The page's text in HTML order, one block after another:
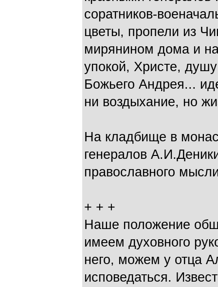
соратников-
цветы, пропели из
мирянином дома и
упокой, Христе,
Божьего Андрея...
ни воздыхание, но
На кладбище в
генералов
православного
+ + +
Наше положение
имеем духовного
него, можем у отца
исповедаться.